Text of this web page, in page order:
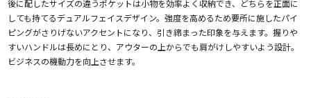
後に配したサイズの違うポケットは小物を効率よく収納でき、どちらを正面に
しても持てるデュアルフェイスデザイン。強度を高めるため要所に施したパイ
ピングがさりげないアクセントになり、引き締まった印象を与えます。握りや
すいハンドルは長めにとり、アウターの上からでも肩がけしやすいよう設計。
ビジネスの機動力を向上させます。